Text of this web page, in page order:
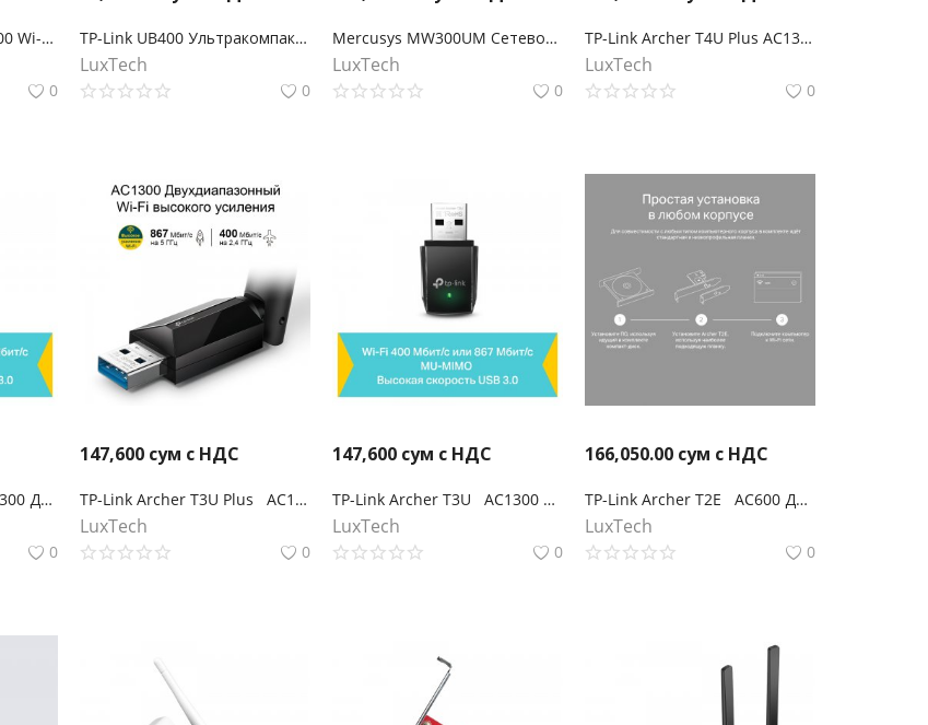
TP-Link TL-WN821N N300 Wi-Fi USB-адаптер
0
TP-Link UB400 Ультракомпактный USB‑адаптер Bluetooth 4.0
LuxTech
0
Mercusys MW300UM Сетевой мини Wi-Fi USB-адаптер, скорость до 300 Мбит/с
LuxTech
0
TP-Link Archer T4U Plus AC1300 Wi-Fi USB‑адаптер высокого усиления с двумя антеннами
LuxTech
0
TP-Link Archer T4U AC1300 Двухдиапазонный Wi‑Fi USB‑адаптер
0
147,600 сум с НДС
TP-Link Archer T3U Plus AC1300 Двухдиапазонный Wi‑Fi USB‑адаптер высокого усиления
LuxTech
0
147,600 сум с НДС
TP-Link Archer T3U AC1300 Мини Wi-Fi MU-MIMO USB‑адаптер
LuxTech
0
166,050.00 сум с НДС
TP-Link Archer T2E AC600 Двухдиапазонный Wi‑Fi адаптер PCI Express
LuxTech
0